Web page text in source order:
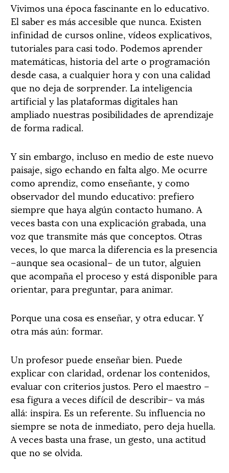
Vivimos una época fascinante en lo educativo.
El saber es más accesible que nunca. Existen
infinidad de cursos online, vídeos explicativos,
tutoriales para casi todo. Podemos aprender
matemáticas, historia del arte o programación
desde casa, a cualquier hora y con una calidad
que no deja de sorprender. La inteligencia
artificial y las plataformas digitales han
ampliado nuestras posibilidades de aprendizaje
de forma radical.
Y sin embargo, incluso en medio de este nuevo
paisaje, sigo echando en falta algo. Me ocurre
como aprendiz, como enseñante, y como
observador del mundo educativo: prefiero
siempre que haya algún contacto humano. A
veces basta con una explicación grabada, una
voz que transmite más que conceptos. Otras
veces, lo que marca la diferencia es la presencia
–aunque sea ocasional– de un tutor, alguien
que acompaña el proceso y está disponible para
orientar, para preguntar, para animar.
Porque una cosa es enseñar, y otra educar. Y
otra más aún: formar.
Un profesor puede enseñar bien. Puede
explicar con claridad, ordenar los contenidos,
evaluar con criterios justos. Pero el maestro –
esa figura a veces difícil de describir– va más
allá: inspira. Es un referente. Su influencia no
siempre se nota de inmediato, pero deja huella.
A veces basta una frase, un gesto, una actitud
que no se olvida.